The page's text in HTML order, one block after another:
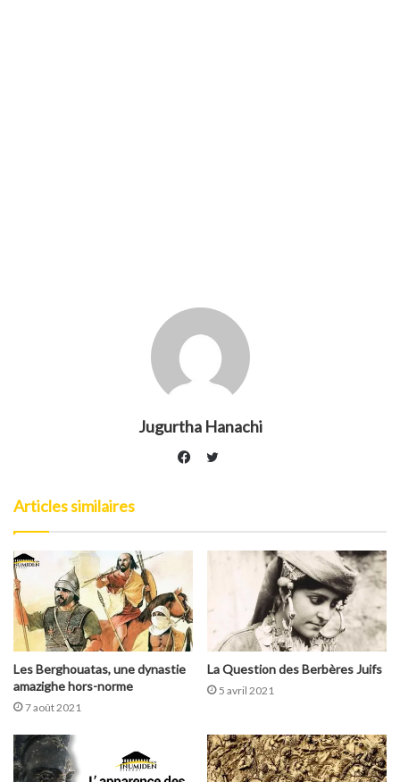
Jugurtha Hanachi
Twitter
Articles similaires
Les Berghouatas, une dynastie
amazighe hors-norme
7 août 2021
La Question des Berbères Juifs
5 avril 2021